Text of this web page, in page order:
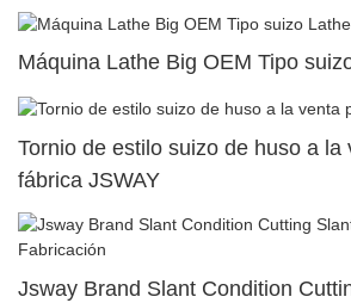
Máquina Lathe Big OEM Tipo
Tornio de estilo suizo de huso a la
fábrica JSWAY
Jsway Brand Slant Condition